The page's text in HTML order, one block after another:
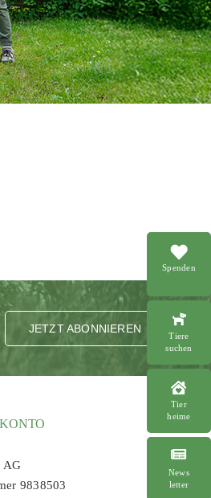
Spenden
Tiere
suchen
Tier
heime
News
letter
JETZT ABONNIEREN
AG
9838503